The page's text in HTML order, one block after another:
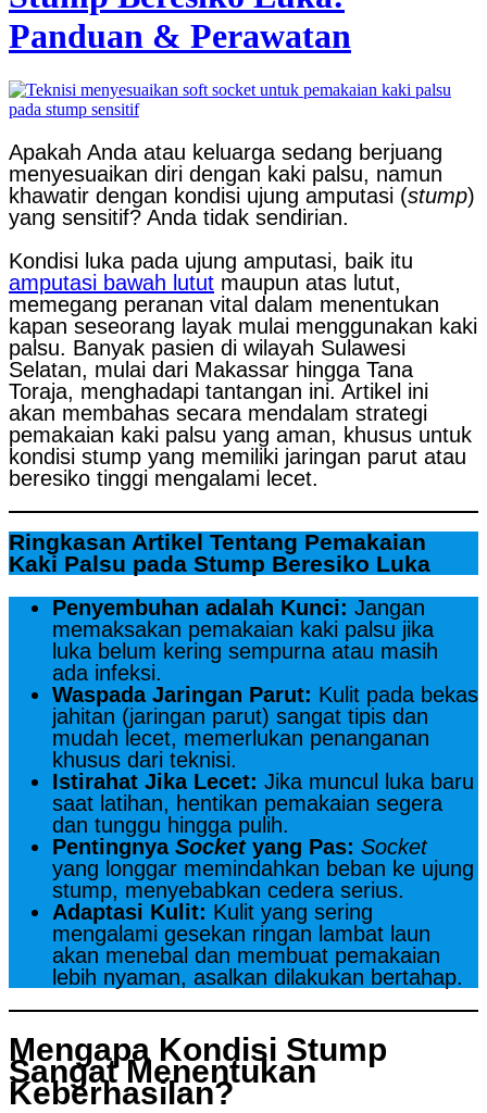
Panduan & Perawatan
Apakah Anda atau keluarga sedang berjuang
menyesuaikan diri dengan kaki palsu, namun
khawatir dengan kondisi ujung amputasi (stump)
yang sensitif? Anda tidak sendirian.
Kondisi luka pada ujung amputasi, baik itu
amputasi bawah lutut maupun atas lutut,
memegang peranan vital dalam menentukan
kapan seseorang layak mulai menggunakan kaki
palsu. Banyak pasien di wilayah Sulawesi
Selatan, mulai dari Makassar hingga Tana
Toraja, menghadapi tantangan ini. Artikel ini
akan membahas secara mendalam strategi
pemakaian kaki palsu yang aman, khusus untuk
kondisi stump yang memiliki jaringan parut atau
beresiko tinggi mengalami lecet.
Ringkasan Artikel Tentang Pemakaian
Kaki Palsu pada Stump Beresiko Luka
Penyembuhan adalah Kunci: Jangan
memaksakan pemakaian kaki palsu jika
luka belum kering sempurna atau masih
ada infeksi.
Waspada Jaringan Parut: Kulit pada bekas
jahitan (jaringan parut) sangat tipis dan
mudah lecet, memerlukan penanganan
khusus dari teknisi.
Istirahat Jika Lecet: Jika muncul luka baru
saat latihan, hentikan pemakaian segera
dan tunggu hingga pulih.
Pentingnya Socketyang Pas: Socket
yang longgar memindahkan beban ke ujung
stump, menyebabkan cedera serius.
Adaptasi Kulit: Kulit yang sering
mengalami gesekan ringan lambat laun
akan menebal dan membuat pemakaian
lebih nyaman, asalkan dilakukan bertahap.
Mengapa Kondisi Stump
Sangat Menentukan
Keberhasilan?